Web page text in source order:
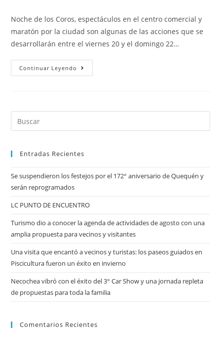
Noche de los Coros, espectáculos en el centro comercial y
maratón por la ciudad son algunas de las acciones que se
desarrollarán entre el viernes 20 y el domingo 22…
Continuar Leyendo
Entradas Recientes
Se suspendieron los festejos por el 172° aniversario de Quequén y
serán reprogramados
LC PUNTO DE ENCUENTRO
Turismo dio a conocer la agenda de actividades de agosto con una
amplia propuesta para vecinos y visitantes
Una visita que encantó a vecinos y turistas: los paseos guiados en
Piscicultura fueron un éxito en invierno
Necochea vibró con el éxito del 3° Car Show y una jornada repleta
de propuestas para toda la familia
Comentarios Recientes